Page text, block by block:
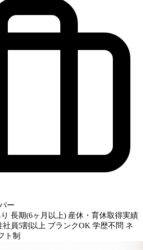
ー
長期(6ヶ月以上) 産休・育休取得実績
社員5割以上 ブランクOK 学歴不問 ネ
ト制